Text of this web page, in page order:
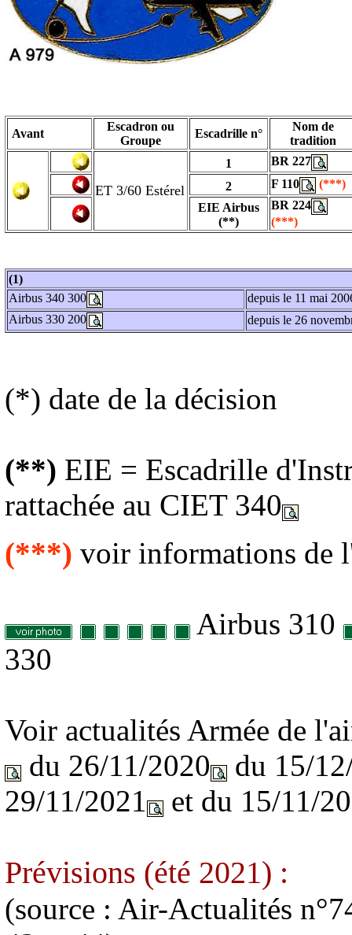
Avant
Escadron ou
Groupe
Escadrille n°
Nom de
tradition
ET 3/60 Estérel
1
BR 227
2
F 110
(***)
EIE Airbus
(**)
BR 224
(***)
(1)
Airbus 340 300
depuis le 11 mai
Airbus 330 200
depuis le 26
(*) date de la décision
(**) EIE = Escadrille
rattachée au CIET 340
(***) voir informations de
Airbus 310
330
Voir actualités Armée de
du 26/11/2020
du 15/
29/11/2021
et du 15/11/
Prévisions (été 2021) :
(source : Air-Actualités